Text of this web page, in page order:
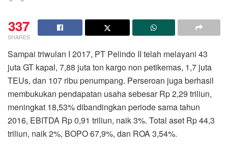
337
SHARES
Sampai triwulan I 2017, PT Pelindo II telah melayani 43
juta GT kapal, 7,88 juta ton kargo non petikemas, 1,7 juta
TEUs, dan 107 ribu penumpang. Perseroan juga berhasil
membukukan pendapatan usaha sebesar Rp 2,29 triliun,
meningkat 18,53% dibandingkan periode sama tahun
2016, EBITDA Rp 0,91 triliun, naik 3%. Total aset Rp 44,3
triliun, naik 2%, BOPO 67,9%, dan ROA 3,54%.